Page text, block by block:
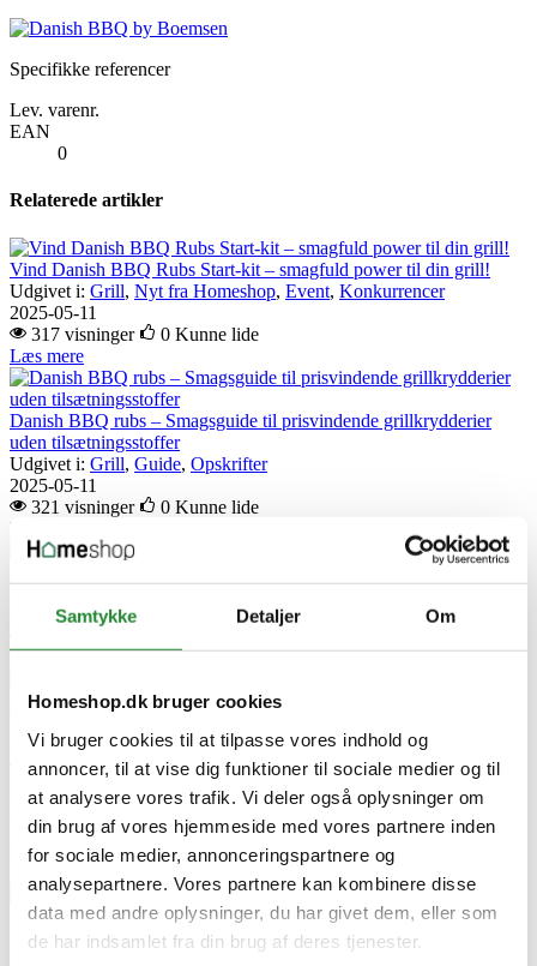
Samtykke Detaljer Om
Homeshop.dk bruger cookies
Vi bruger cookies til at tilpasse vores indhold og
annoncer, til at vise dig funktioner til sociale medier og til
at analysere vores trafik. Vi deler også oplysninger om
din brug af vores hjemmeside med vores partnere inden
for sociale medier, annonceringspartnere og
analysepartnere. Vores partnere kan kombinere disse
data med andre oplysninger, du har givet dem, eller som
de har indsamlet fra din brug af deres tjenester.
Specifikke referencer
Lev. varenr.
EAN
0
Relaterede artikler
Vind Danish BBQ Rubs Start-kit – smagfuld power til din grill!
Udgivet i: Grill, Nyt fra Homeshop, Event, Konkurrencer
2025-05-11
317 visninger
0 Kunne lide
Læs mere
Danish BBQ rubs – Smagsguide til prisvindende grillkrydderier
uden tilsætningsstoffer
Udgivet i: Grill, Guide, Opskrifter
2025-05-11
321 visninger
0 Kunne lide
Læs mere
Vind 1 af 3 Danish
2026-05-18
Læs mere
og saucer til grillen | Se Simons favoritter
2026-07-21
21 visninger
0 Kunne lide
Læs mere
Skriv produktanmeldelse
Ingen kundeanmeldelser for øjeblikket
×